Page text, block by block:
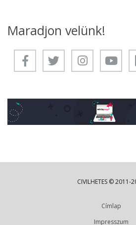
Maradjon velünk!
CIVILHETES © 2011-
Címlap
Impresszum